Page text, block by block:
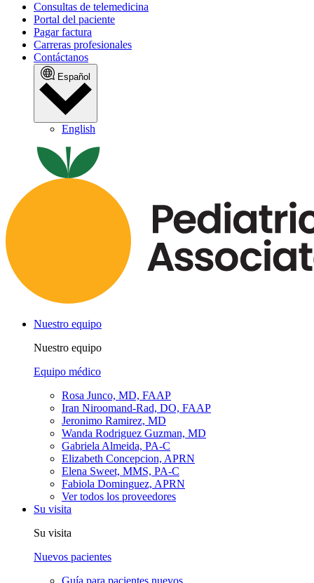
Consultas de telemedicina
Portal del paciente
Pagar factura
Carreras profesionales
Contáctanos
Español
English
Nuestro equipo
Nuestro equipo
Equipo médico
Rosa Junco, MD, FAAP
Iran Niroomand-Rad, DO, FAAP
Jeronimo Ramirez, MD
Wanda Rodriguez Guzman, MD
Gabriela Almeida, PA-C
Elizabeth Concepcion, APRN
Elena Sweet, MMS, PA-C
Fabiola Dominguez, APRN
Ver todos los proveedores
Su visita
Su visita
Nuevos pacientes
Guía para pacientes nuevos